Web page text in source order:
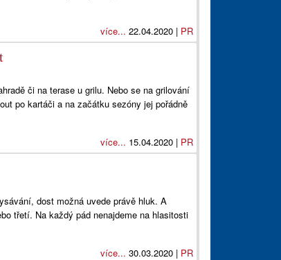
více... 22.04.2020 | PR
či na terase u grilu. Nebo se na grilování
po kartáči a na začátku sezóny jej pořádně
více... 15.04.2020 | PR
dost možná uvede právě hluk. A
třetí. Na každý pád nenajdeme na hlasitosti
více... 30.03.2020 | PR